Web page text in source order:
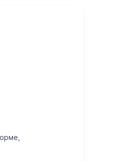
ветеринарными
на таможенную
и фитосанитарному
N 501